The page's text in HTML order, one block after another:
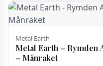
Metal Earth
Metal Earth – Rymden
– Månraket